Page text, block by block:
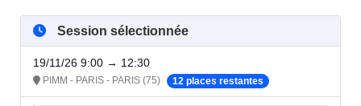
Session sélectionnée
19/11/26 9:00 → 12:30
PIMM - PARIS - PARIS (75) 12 places restantes